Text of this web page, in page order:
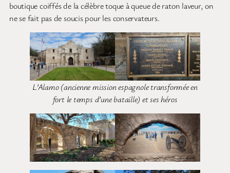
boutique coiffés de la célèbre toque à queue de raton laveur, on
ne se fait pas de soucis pour les conservateurs.
L’Alamo (ancienne mission espagnole transformée en
fort le temps d’une bataille) et ses héros